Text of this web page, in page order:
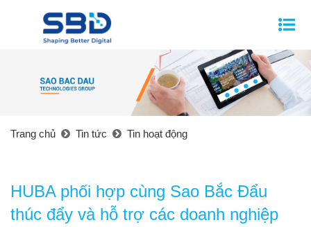
Trang chủ Tin tức Tin hoạt động
HUBA phối hợp cùng Sao Bắc Đẩu
thúc đẩy và hỗ trợ các doanh nghiệp